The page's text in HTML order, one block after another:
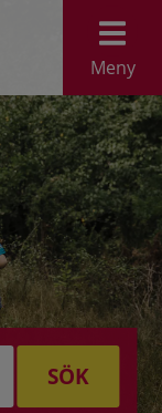
Meny
SÖK